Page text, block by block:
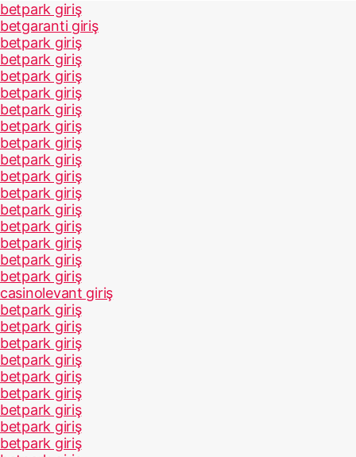
betpark giriş
betgaranti giriş
betpark giriş
betpark giriş
betpark giriş
betpark giriş
betpark giriş
betpark giriş
betpark giriş
betpark giriş
betpark giriş
betpark giriş
betpark giriş
betpark giriş
betpark giriş
betpark giriş
betpark giriş
casinolevant giriş
betpark giriş
betpark giriş
betpark giriş
betpark giriş
betpark giriş
betpark giriş
betpark giriş
betpark giriş
betpark giriş